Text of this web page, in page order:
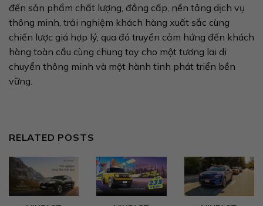
đến sản phẩm chất lượng, đẳng cấp, nền tảng dịch vụ
thông minh, trải nghiệm khách hàng xuất sắc cùng
chiến lược giá hợp lý, qua đó truyền cảm hứng đến khách
hàng toàn cầu cùng chung tay cho một tương lai di
chuyển thông minh và một hành tinh phát triển bền
vững.
RELATED POSTS